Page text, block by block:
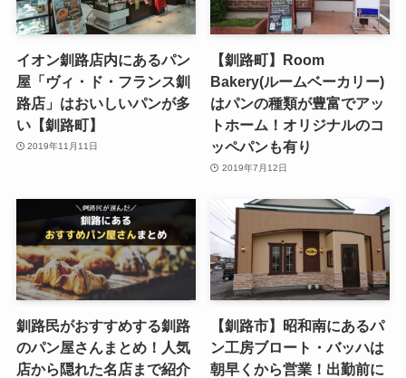
イオン釧路店内にあるパン
屋「ヴィ・ド・フランス釧
路店」はおいしいパンが多
い【釧路町】
2019年11月11日
【釧路町】Room
Bakery(ルームベーカリー)
はパンの種類が豊富でアッ
トホーム！オリジナルのコ
ッペパンも有り
2019年7月12日
釧路民がおすすめする釧路
のパン屋さんまとめ！人気
店から隠れた名店まで紹介
【釧路市】昭和南にあるパ
ン工房ブロート・バッハは
朝早くから営業！出勤前に